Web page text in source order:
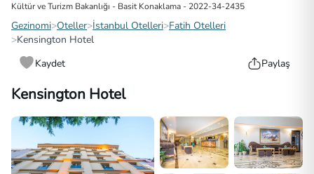
Kültür ve Turizm Bakanlığı - Basit Konaklama - 2022-34-2435
Gezinomi>Oteller>İstanbul Otelleri>Fatih Otelleri
>Kensington Hotel
Paylaş
Kaydet
Kensington Hotel